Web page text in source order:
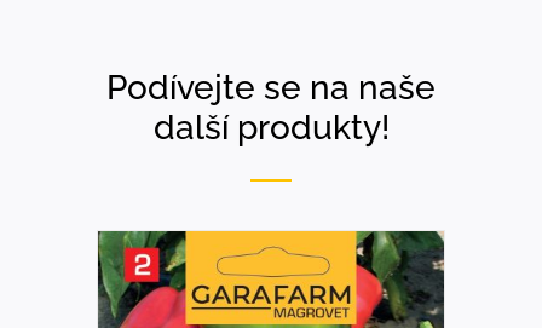
Podívejte se na naše
další produkty!